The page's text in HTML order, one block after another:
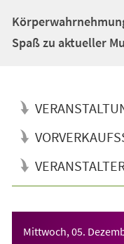
Spaß zu aktueller
Mittwoch, 05.